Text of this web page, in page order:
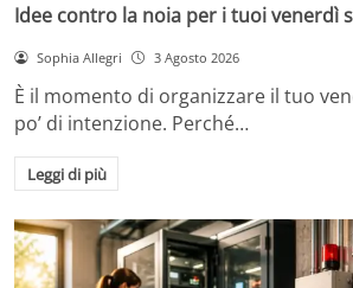
Idee contro la noia per i tuoi venerdì
Sophia Allegri 3 Agosto 2026
È il momento di organizzare il tuo
po’ di intenzione. Perché…
Leggi di più